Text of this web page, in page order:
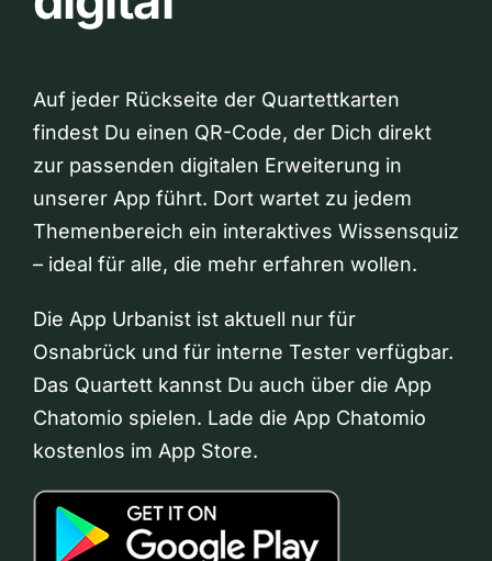
Auf jeder Rückseite der Quartettkarten
findest Du einen QR-Code, der Dich direkt
zur passenden digitalen Erweiterung in
unserer App führt. Dort wartet zu jedem
Themenbereich ein interaktives Wissensquiz
– ideal für alle, die mehr erfahren wollen.
Die App Urbanist ist aktuell nur für
Osnabrück und für interne Tester verfügbar.
Das Quartett kannst Du auch über die App
Chatomio spielen. Lade die App Chatomio
kostenlos im App Store.